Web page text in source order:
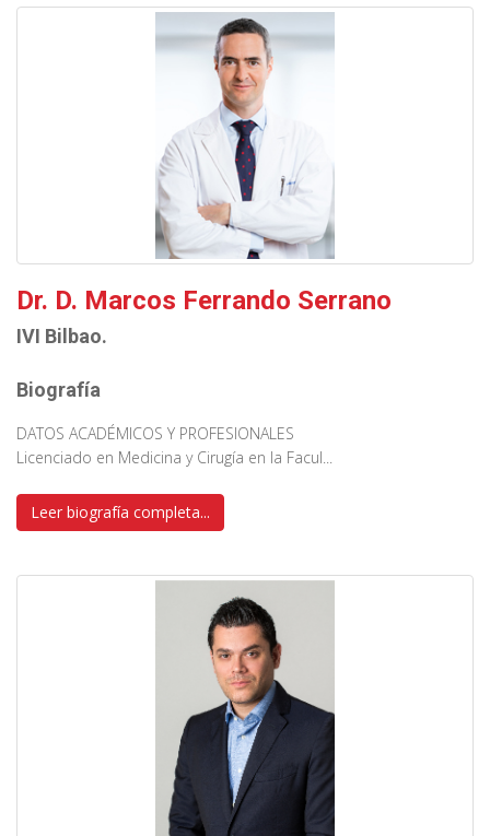
Dr. D. Marcos Ferrando Serrano
IVI Bilbao.
Biografía
DATOS ACADÉMICOS Y PROFESIONALES
Licenciado en Medicina y Cirugía en la Facul...
Leer biografía completa...